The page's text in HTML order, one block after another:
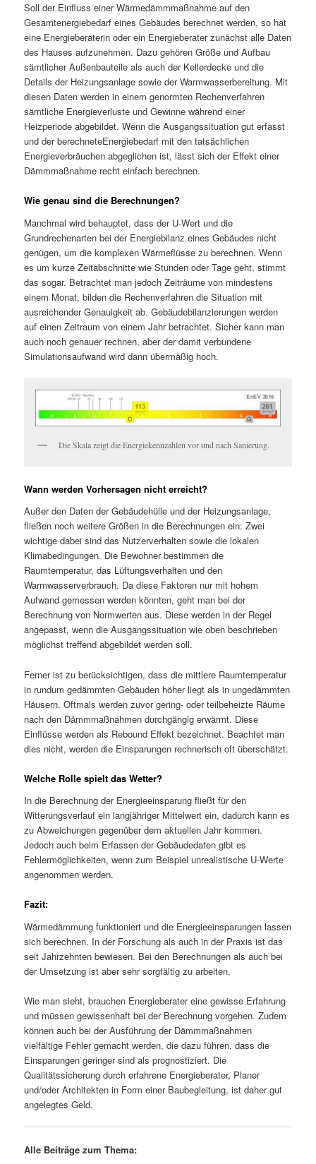
Soll der Einfluss einer Wärmedämmmaßnahme auf den
Gesamtenergiebedarf eines Gebäudes berechnet werden, so hat
eine Energieberaterin oder ein Energieberater zunächst alle Daten
des Hauses aufzunehmen. Dazu gehören Größe und Aufbau
sämtlicher Außenbauteile als auch der Kellerdecke und die
Details der Heizungsanlage sowie der Warmwasserbereitung. Mit
diesen Daten werden in einem genormten Rechenverfahren
sämtliche Energieverluste und Gewinne während einer
Heizperiode abgebildet. Wenn die Ausgangssituation gut erfasst
und der berechneteEnergiebedarf mit den tatsächlichen
Energieverbräuchen abgeglichen ist, lässt sich der Effekt einer
Dämmmaßnahme recht einfach berechnen.
Wie genau sind die Berechnungen?
Manchmal wird behauptet, dass der U-Wert und die
Grundrechenarten bei der Energiebilanz eines Gebäudes nicht
genügen, um die komplexen Wärmeflüsse zu berechnen. Wenn
es um kurze Zeitabschnitte wie Stunden oder Tage geht, stimmt
das sogar. Betrachtet man jedoch Zeiträume von mindestens
einem Monat, bilden die Rechenverfahren die Situation mit
ausreichender Genauigkeit ab. Gebäudebilanzierungen werden
auf einen Zeitraum von einem Jahr betrachtet. Sicher kann man
auch noch genauer rechnen, aber der damit verbundene
Simulationsaufwand wird dann übermäßig hoch.
Die Skala zeigt die Energiekennzahlen vor und nach Sanierung.
Wann werden Vorhersagen nicht erreicht?
Außer den Daten der Gebäudehülle und der Heizungsanlage,
fließen noch weitere Größen in die Berechnungen ein: Zwei
wichtige dabei sind das Nutzerverhalten sowie die lokalen
Klimabedingungen. Die Bewohner bestimmen die
Raumtemperatur, das Lüftungsverhalten und den
Warmwasserverbrauch. Da diese Faktoren nur mit hohem
Aufwand gemessen werden könnten, geht man bei der
Berechnung von Normwerten aus. Diese werden in der Regel
angepasst, wenn die Ausgangssituation wie oben beschrieben
möglichst treffend abgebildet werden soll.
Ferner ist zu berücksichtigen, dass die mittlere Raumtemperatur
in rundum gedämmten Gebäuden höher liegt als in ungedämmten
Häusern. Oftmals werden zuvor gering- oder teilbeheizte Räume
nach den Dämmmaßnahmen durchgängig erwärmt. Diese
Einflüsse werden als Rebound Effekt bezeichnet. Beachtet man
dies nicht, werden die Einsparungen rechnerisch oft überschätzt.
Welche Rolle spielt das Wetter?
In die Berechnung der Energieeinsparung fließt für den
Witterungsverlauf ein langjähriger Mittelwert ein, dadurch kann es
zu Abweichungen gegenüber dem aktuellen Jahr kommen.
Jedoch auch beim Erfassen der Gebäudedaten gibt es
Fehlermöglichkeiten, wenn zum Beispiel unrealistische U-Werte
angenommen werden.
Fazit:
Wärmedämmung funktioniert und die Energieeinsparungen lassen
sich berechnen. In der Forschung als auch in der Praxis ist das
seit Jahrzehnten bewiesen. Bei den Berechnungen als auch bei
der Umsetzung ist aber sehr sorgfältig zu arbeiten.
Wie man sieht, brauchen Energieberater eine gewisse Erfahrung
und müssen gewissenhaft bei der Berechnung vorgehen. Zudem
können auch bei der Ausführung der Dämmmaßnahmen
vielfältige Fehler gemacht werden, die dazu führen, dass die
Einsparungen geringer sind als prognostiziert. Die
Qualitätssicherung durch erfahrene Energieberater, Planer
und/oder Architekten in Form einer Baubegleitung, ist daher gut
angelegtes Geld.
Alle Beiträge zum Thema: